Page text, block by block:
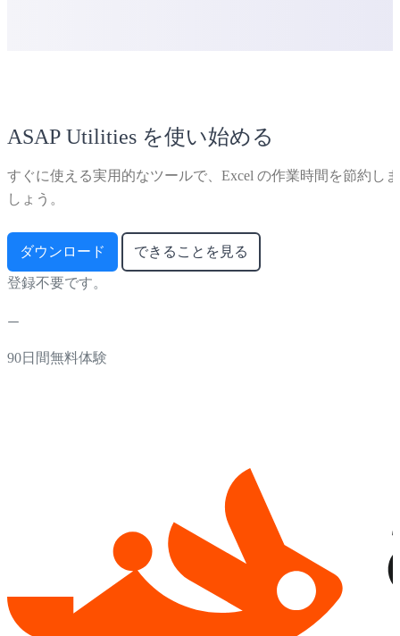
ASAP Utilities を使い始める
すぐに使える実用的なツールで、Excel の作業時間を節約しま
しょう。
ダウンロード できることを見る
登録不要です。
90日間無料体験